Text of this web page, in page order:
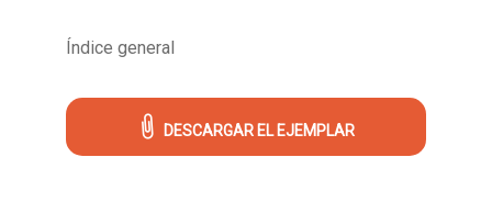
Índice general
DESCARGAR EL EJEMPLAR